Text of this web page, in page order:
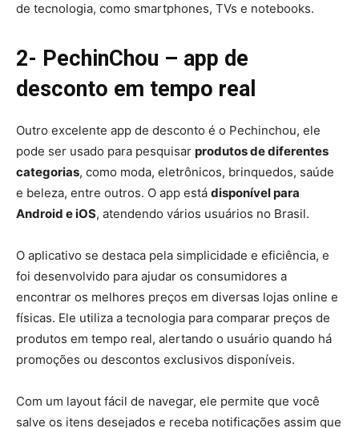
de tecnologia, como smartphones, TVs e notebooks.
2- PechinChou – app de
desconto em tempo real
Outro excelente app de desconto é o Pechinchou, ele
pode ser usado para pesquisar produtos de diferentes
categorias, como moda, eletrônicos, brinquedos, saúde
e beleza, entre outros. O app está disponível para
Android e iOS, atendendo vários usuários no Brasil.
O aplicativo se destaca pela simplicidade e eficiência, e
foi desenvolvido para ajudar os consumidores a
encontrar os melhores preços em diversas lojas online e
físicas. Ele utiliza a tecnologia para comparar preços de
produtos em tempo real, alertando o usuário quando há
promoções ou descontos exclusivos disponíveis.
Com um layout fácil de navegar, ele permite que você
salve os itens desejados e receba notificações assim que